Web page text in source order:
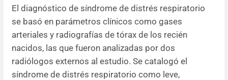
El diagnóstico de síndrome de distrés respiratorio
se basó en parámetros clínicos como gases
arteriales y radiografías de tórax de los recién
nacidos, las que fueron analizadas por dos
radiólogos externos al estudio. Se catalogó el
síndrome de distrés respiratorio como leve,